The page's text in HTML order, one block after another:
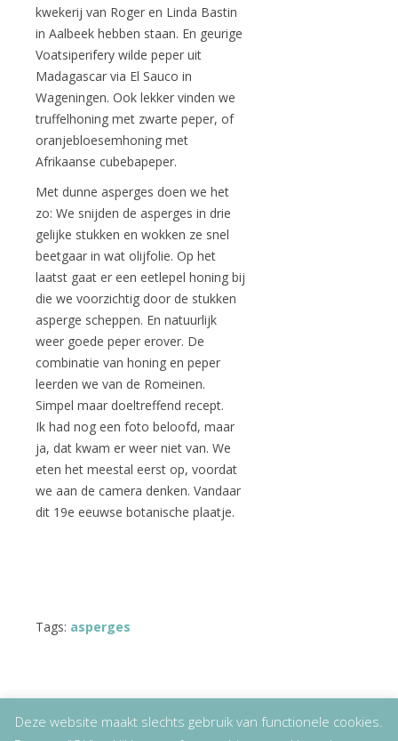
kwekerij van Roger en Linda Bastin
in Aalbeek hebben staan. En geurige
Voatsiperifery wilde peper uit
Madagascar via El Sauco in
Wageningen. Ook lekker vinden we
truffelhoning met zwarte peper, of
oranjebloesemhoning met
Afrikaanse cubebapeper.
Met dunne asperges doen we het
zo: We snijden de asperges in drie
gelijke stukken en wokken ze snel
beetgaar in wat olijfolie. Op het
laatst gaat er een eetlepel honing bij
die we voorzichtig door de stukken
asperge scheppen. En natuurlijk
weer goede peper erover. De
combinatie van honing en peper
leerden we van de Romeinen.
Simpel maar doeltreffend recept.
Ik had nog een foto beloofd, maar
ja, dat kwam er weer niet van. We
eten het meestal eerst op, voordat
we aan de camera denken. Vandaar
dit 19e eeuwse botanische plaatje.
Tags: asperges
Deze website maakt slechts gebruik van functionele cookies.